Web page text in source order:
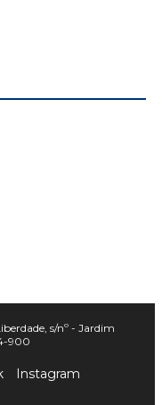
s/nº - Jardim
900
Instagram